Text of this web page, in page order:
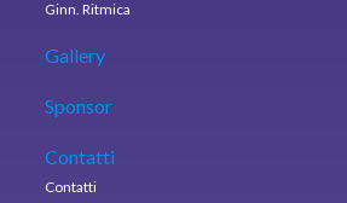
Ginn. Ritmica
Gallery
Sponsor
Contatti
Contatti